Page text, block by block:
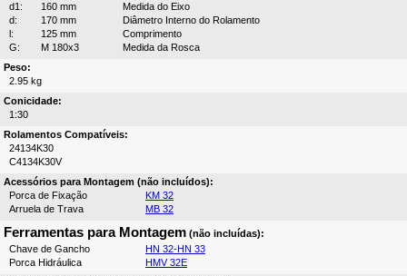
d1:
160 mm
Medida do Eixo
d:
170 mm
Diâmetro Interno do Rolamento
l:
125 mm
Comprimento
G:
M 180x3
Medida da Rosca
Peso:
2.95 kg
Conicidade:
1:30
Rolamentos Compatíveis:
24134K30
C4134K30V
Acessórios para Montagem (não incluídos):
Porca de Fixação
KM 32
Arruela de Trava
MB 32
Ferramentas para Montagem (não incluídas):
Chave de Gancho
HN 32-HN 33
Porca Hidráulica
HMV 32E